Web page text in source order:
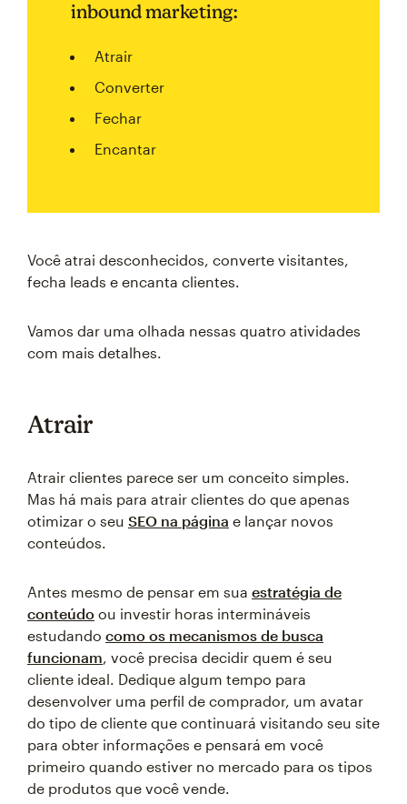
inbound marketing:
Atrair
Converter
Fechar
Encantar
Você atrai desconhecidos, converte visitantes,
fecha leads e encanta clientes.
Vamos dar uma olhada nessas quatro atividades
com mais detalhes.
Atrair
Atrair clientes parece ser um conceito simples.
Mas há mais para atrair clientes do que apenas
otimizar o seu SEO na página e lançar novos
conteúdos.
Antes mesmo de pensar em sua estratégia de
conteúdo ou investir horas intermináveis
estudando como os mecanismos de busca
funcionam, você precisa decidir quem é seu
cliente ideal. Dedique algum tempo para
desenvolver uma perfil de comprador, um avatar
do tipo de cliente que continuará visitando seu site
para obter informações e pensará em você
primeiro quando estiver no mercado para os tipos
de produtos que você vende.